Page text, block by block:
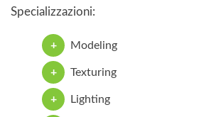
Specializzazioni:
Modeling
Texturing
Lighting